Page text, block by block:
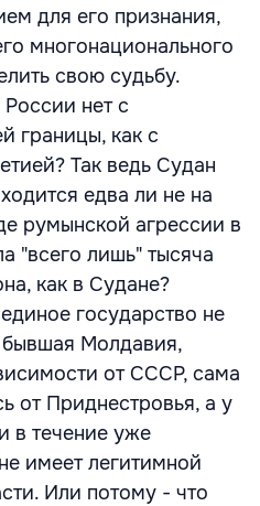
для его признания,
многонационального
свою судьбу.
нет с
границы, как с
Так ведь Судан
едва ли не на
румынской агрессии в
"всего лишь" тысяча
как в Судане?
государство не
бывшая Молдавия,
от СССР, сама
от Приднестровья, а у
в течение уже
имеет легитимной
Или потому - что